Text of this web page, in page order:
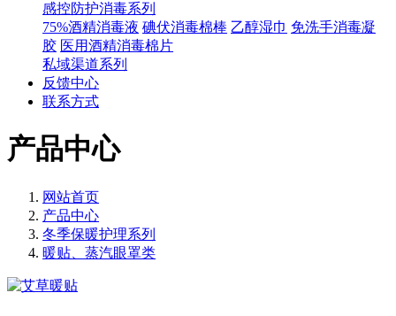
感控防护消毒系列
75%酒精消毒液 碘伏消毒棉棒 乙醇湿巾 免洗手消毒凝
胶 医用酒精消毒棉片
私域渠道系列
反馈中心
联系方式
产品中心
网站首页
产品中心
冬季保暖护理系列
暖贴、蒸汽眼罩类